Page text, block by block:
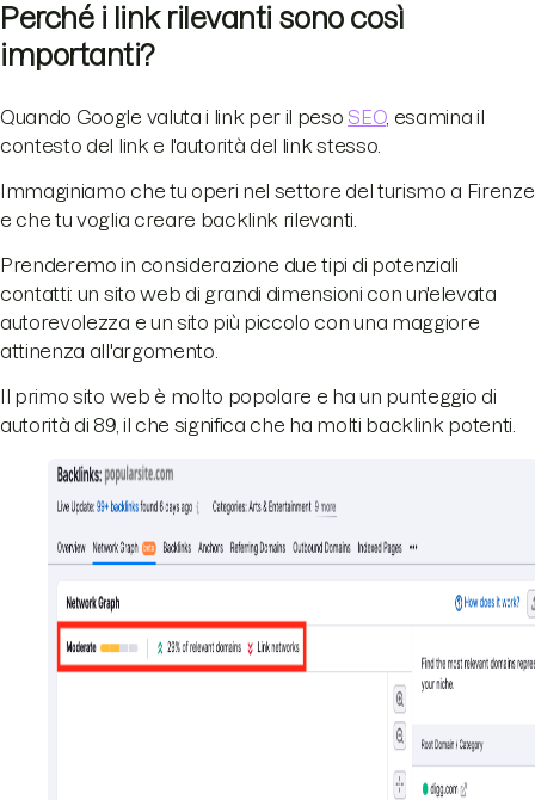
Perché i link rilevanti sono così
importanti?
Quando Google valuta i link per il peso SEO, esamina il
contesto del link e l'autorità del link stesso.
Immaginiamo che tu operi nel settore del turismo a Firenze
e che tu voglia creare backlink rilevanti.
Prenderemo in considerazione due tipi di potenziali
contatti: un sito web di grandi dimensioni con un'elevata
autorevolezza e un sito più piccolo con una maggiore
attinenza all'argomento.
Il primo sito web è molto popolare e ha un punteggio di
autorità di 89, il che significa che ha molti backlink potenti.